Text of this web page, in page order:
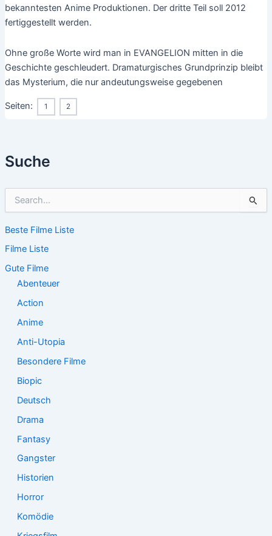
Suche
h
n
n
Beste Filme Liste
Filme Liste
Gute Filme
Abenteuer
Action
Anime
Anti-Utopia
Besondere Filme
Biopic
Deutsch
Drama
Fantasy
Gangster
Historien
Horror
Komödie
bekanntesten Anime Produktionen. Der dritte Teil soll 2012
fertiggestellt werden.
Ohne große Worte wird man in EVANGELION mitten in die
Geschichte geschleudert. Dramaturgisches Grundprinzip bleibt
das Mysterium, die nur andeutungsweise gegebenen
Seiten: 1 2